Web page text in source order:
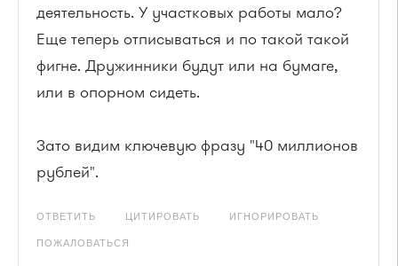
деятельность. У участковых работы мало?
Еще теперь отписываться и по такой такой
фигне. Дружинники будут или на бумаге,
или в опорном сидеть.
Зато видим ключевую фразу "40 миллионов
рублей".
ОТВЕТИТЬ ЦИТИРОВАТЬ ИГНОРИРОВАТЬ
ПОЖАЛОВАТЬСЯ